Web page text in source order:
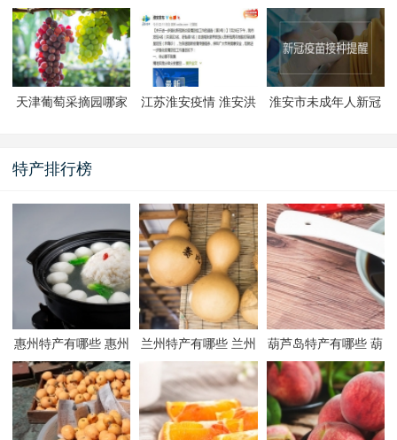
夜游活动
郑州景区什么时候恢
复开放
天津葡萄采摘园哪家
江苏淮安疫情 淮安洪
淮安市未成年人新冠
特产排行榜
惠州特产有哪些 惠州
有哪些特产
兰州特产有哪些 兰州
有哪些特产
葫芦岛特产有哪些 葫
芦岛有哪些特产